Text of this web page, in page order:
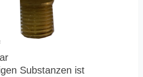
Substanzen ist